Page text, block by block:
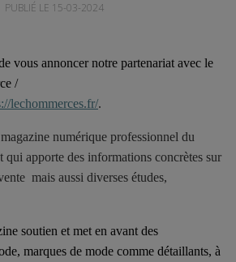
PUBLIÉ LE 15-03-2024
vous annoncer notre partenariat avec le
/
lechommerces.fr/.
numérique professionnel du
qui apporte des informations concrètes sur
mais aussi diverses études,
soutien et met en avant des
marques de mode comme détaillants, à